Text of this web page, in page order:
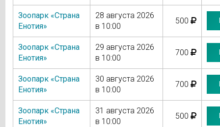
Зоопарк «Страна
Енотия»
28 августа 2026
в 10:00
500
Зоопарк «Страна
Енотия»
29 августа 2026
в 10:00
700
Зоопарк «Страна
Енотия»
30 августа 2026
в 10:00
700
Зоопарк «Страна
Енотия»
31 августа 2026
в 10:00
500